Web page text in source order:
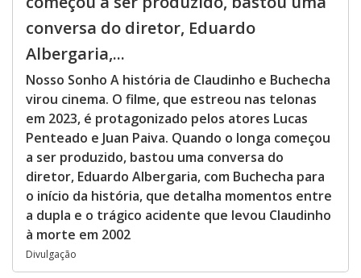
conversa do diretor, Eduardo
Albergaria,...
Nosso Sonho A história de Claudinho e Buchecha
virou cinema. O filme, que estreou nas telonas
em 2023, é protagonizado pelos atores Lucas
Penteado e Juan Paiva. Quando o longa começou
a ser produzido, bastou uma conversa do
diretor, Eduardo Albergaria, com Buchecha para
o início da história, que detalha momentos entre
a dupla e o trágico acidente que levou Claudinho
à morte em 2002
Divulgação